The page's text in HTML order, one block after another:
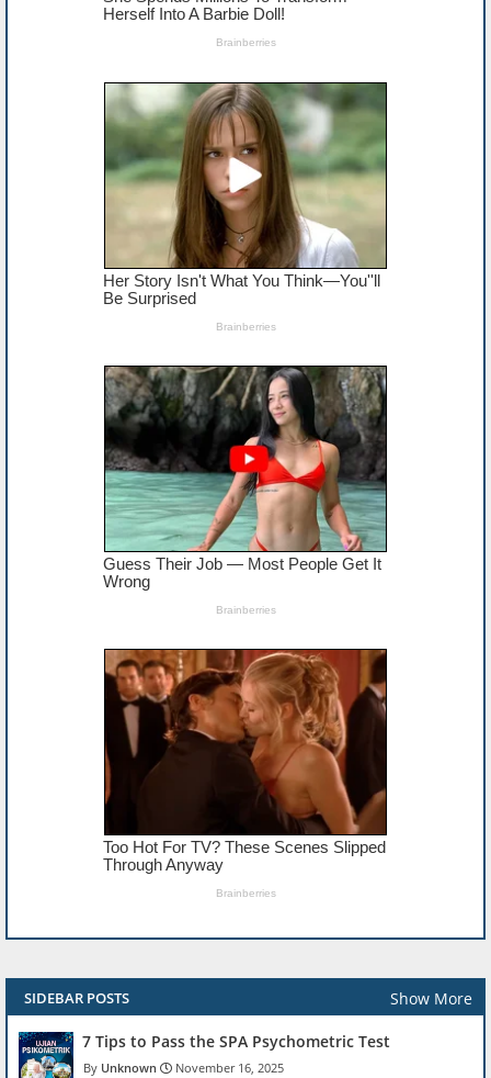
SIDEBAR POSTS Show More
7 Tips to Pass the SPA Psychometric Test
Unknown November 16, 2025